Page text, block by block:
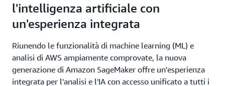
l'intelligenza artificiale con
un'esperienza integrata
Riunendo le funzionalità di machine learning (ML) e
analisi di AWS ampiamente comprovate, la nuova
generazione di Amazon SageMaker offre un'esperienza
integrata per l'analisi e l'IA con accesso unificato a tutti i